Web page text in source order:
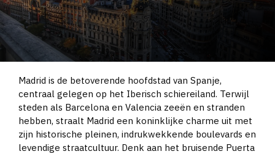
Madrid is de betoverende hoofdstad van Spanje,
centraal gelegen op het Iberisch schiereiland. Terwijl
steden als Barcelona en Valencia zeeën en stranden
hebben, straalt Madrid een koninklijke charme uit met
zijn historische pleinen, indrukwekkende boulevards en
levendige straatcultuur. Denk aan het bruisende Puerta